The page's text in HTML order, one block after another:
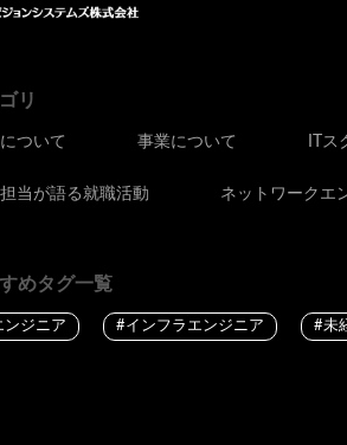
リ
ついて 事業について IT
当が語る就職活動 ネットワークエ
めタグ一覧
ンジニア #インフラエンジニア #未